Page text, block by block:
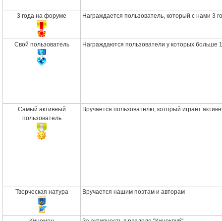
3 года на форуме Награждается пользователь, который с нами 3
Свой пользователь Награждаются пользователи у которых больше
Самый активный
пользователь
Вручается пользователю, который играет
Творческая натура Вручается нашим поэтам и авторам